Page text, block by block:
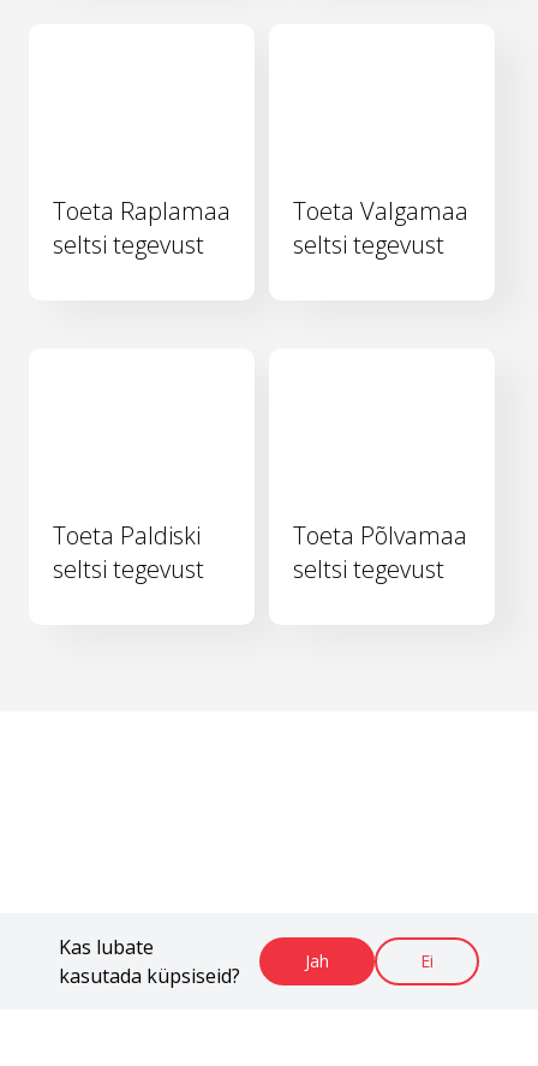
Kas lubate
kasutada küpsiseid?
Jah Ei
Toeta Raplamaa
seltsi tegevust
Toeta Valgamaa
seltsi tegevust
Toeta Paldiski
seltsi tegevust
Toeta Põlvamaa
seltsi tegevust